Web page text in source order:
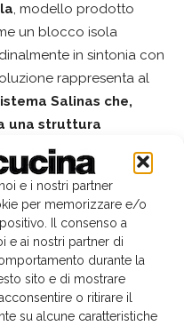
e i nostri partner
per memorizzare e/o
Il consenso a
e ai nostri partner di
durante la
sito e di mostrare
o ritirare il
su alcune caratteristiche
, modello prodotto
un blocco isola
in sintonia con
rappresenta al
Salinas che,
una struttura
e composizioni